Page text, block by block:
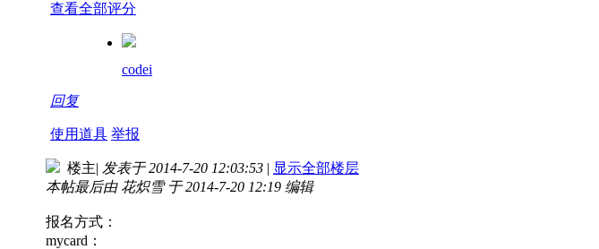
查看全部评分
codei
回复
使用道具 举报
楼主| 发表于 2014-7-20 12:03:53 | 显示全部楼层
本帖最后由 花炽雪 于 2014-7-20 12:19 编辑
报名方式：
mycard：